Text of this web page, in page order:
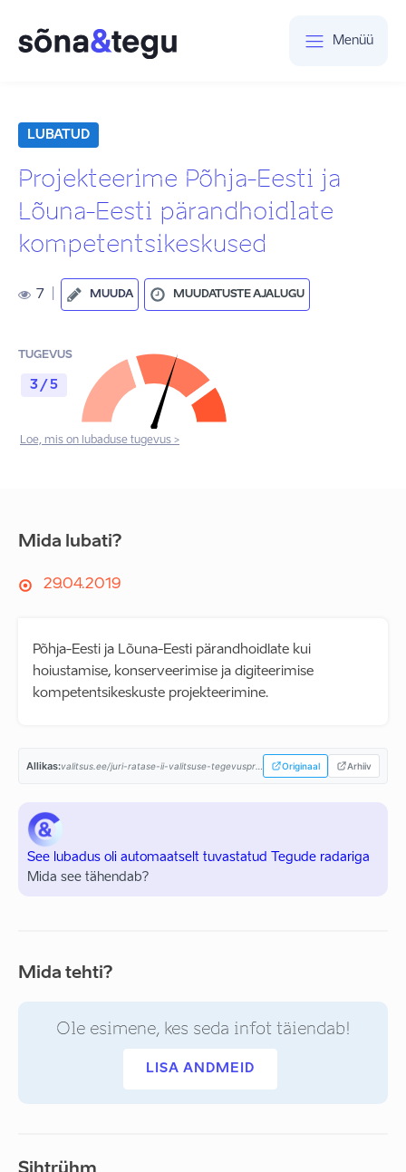
Menüü
LUBATUD
Projekteerime Põhja-Eesti ja
Lõuna-Eesti pärandhoidlate
kompetentsikeskused
7 MUUDA MUUDATUSTE AJALUGU
TUGEVUS
3 / 5
Loe, mis on lubaduse tugevus >
Mida lubati?
29.04.2019
Põhja-Eesti ja Lõuna-Eesti pärandhoidlate kui
hoiustamise, konserveerimise ja digiteerimise
kompetentsikeskuste projekteerimine.
Allikas: Originaal Arhiiv
See lubadus oli automaatselt tuvastatud Tegude radariga
Mida see tähendab?
Mida tehti?
Ole esimene, kes seda infot täiendab!
LISA ANDMEID